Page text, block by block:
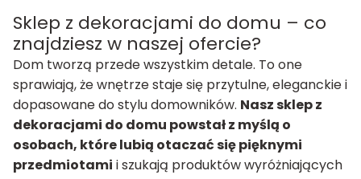
Sklep z dekoracjami do domu – co
znajdziesz w naszej ofercie?
Dom tworzą przede wszystkim detale. To one
sprawiają, że wnętrze staje się przytulne, eleganckie i
dopasowane do stylu domowników. Nasz sklep z
dekoracjami do domu powstał z myślą o
osobach, które lubią otaczać się pięknymi
przedmiotami i szukają produktów wyróżniających